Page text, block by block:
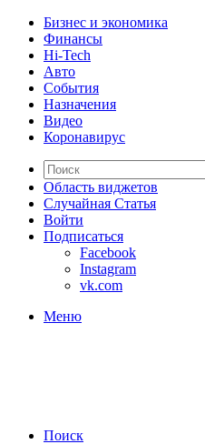
Бизнес и экономика
Финансы
Hi-Tech
Авто
События
Назначения
Видео
Коронавирус
Область виджетов
Случайная Статья
Войти
Подписаться
Facebook
Instagram
vk.com
Меню
Поиск